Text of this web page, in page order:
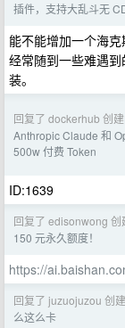
插件，支持大乱斗无
能不能增加一个海
经常随到一些难遇
装。
回复了 dockerhub 创
Anthropic Claude 和
500w 付费 Token
ID:1639
回复了 edisonwong 创
150 元永久额度！
https://
回复了 juzuojuzou 创
么这么卡